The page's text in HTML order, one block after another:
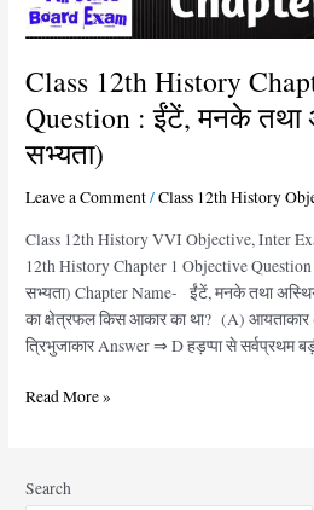
Class 12th History
Question : ईंटें, मनके तथा
सभ्यता)
Leave a Comment/Class 12th History
Class 12th History VVI Objective, Inter
12th History Chapter 1 Objective
सभ्यता) Chapter Name- ईंटें, मनके तथा
का क्षेत्रफल किस आकार का था? (A) आयताकार
त्रिभुजाकार Answer ⇒ D हड़प्पा से सर्वप्रथम
मनके
तथा
(हड़प्पा
सभ्यता)
Read More »
Search